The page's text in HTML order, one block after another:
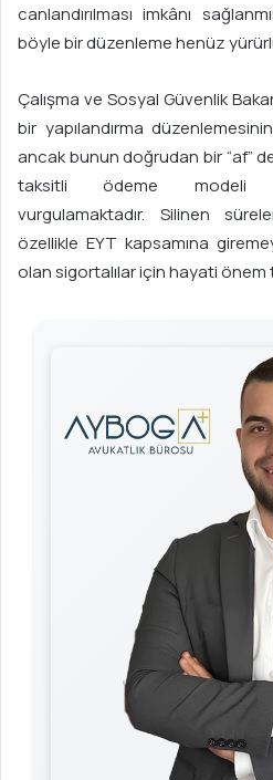
canlandırılması imkânı
böyle bir düzenleme henüz
Çalışma ve Sosyal Güvenlik
bir yapılandırma
ancak bunun doğrudan bir “af”
taksitli ödeme modeli
vurgulamaktadır. Silinen
özellikle EYT kapsamına
olan sigortalılar için hayati önem